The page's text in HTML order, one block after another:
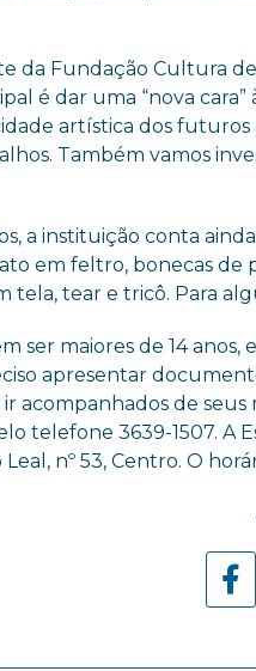
da Fundação Cultura
é dar uma “nova cara”
artística dos futuros
Também vamos
a instituição conta
em feltro, bonecas
tear e tricô. Para
ser maiores de 14
apresentar
acompanhados de
telefone 3639-1507. A
nº 53, Centro. O